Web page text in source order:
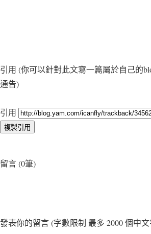
引用 (你可以針對此文寫一篇屬於自己的
通告)
引用
留言 (0筆)
發表你的留言(字數限制 最多 2000 個中